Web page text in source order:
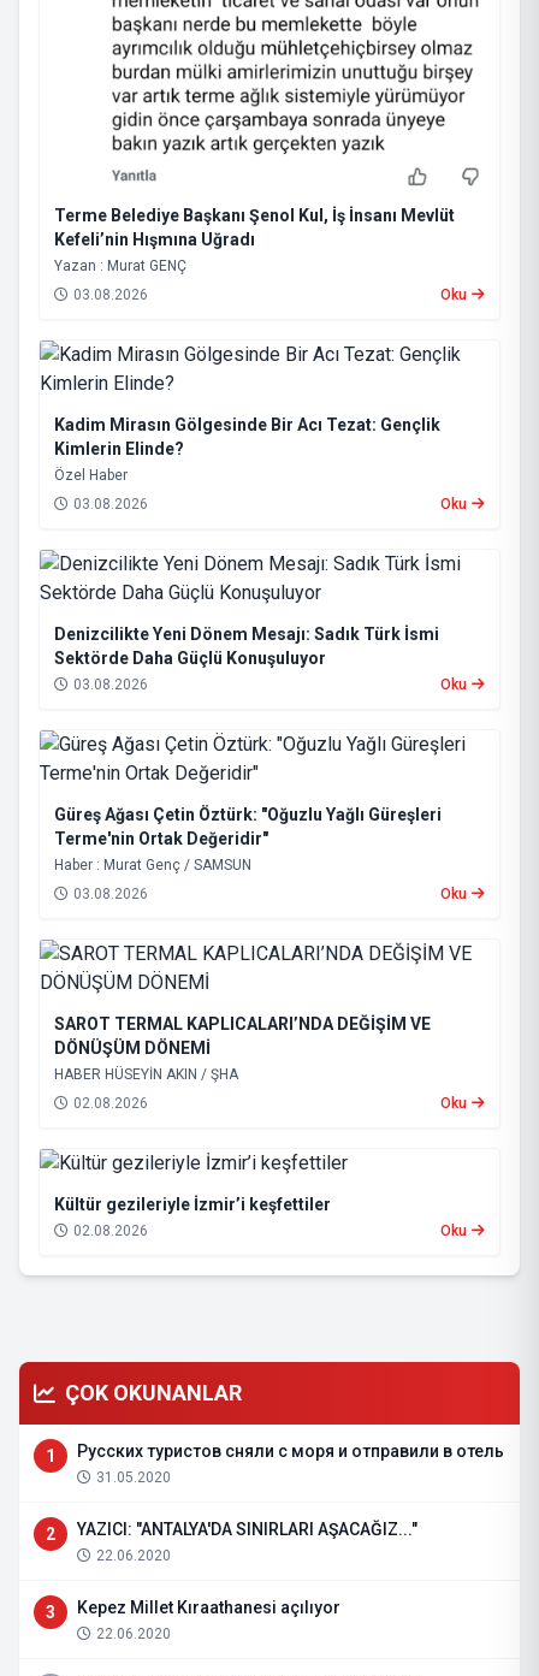
Terme Belediye Başkanı Şenol Kul, İş İnsanı Mevlüt
Kefeli’nin Hışmına Uğradı
Yazan : Murat GENÇ
03.08.2026
Oku
Kadim Mirasın Gölgesinde Bir Acı Tezat: Gençlik
Kimlerin Elinde?
​Özel Haber
03.08.2026
Oku
Denizcilikte Yeni Dönem Mesajı: Sadık Türk İsmi
Sektörde Daha Güçlü Konuşuluyor
03.08.2026 Oku
Güreş Ağası Çetin Öztürk: "Oğuzlu Yağlı Güreşleri
Terme'nin Ortak Değeridir"
Haber : Murat Genç / SAMSUN
03.08.2026
Oku
SAROT TERMAL KAPLICALARI’NDA DEĞİŞİM VE
DÖNÜŞÜM DÖNEMİ
HABER HÜSEYİN AKIN / ŞHA
02.08.2026
Oku
Kültür gezileriyle İzmir’i keşfettiler
02.08.2026 Oku
ÇOK OKUNANLAR
1 Русских туристов сняли с моря и отправили в отель
31.05.2020
2 YAZICI: "ANTALYA'DA SINIRLARI AŞACAĞIZ..."
22.06.2020
3 Kepez Millet Kıraathanesi açılıyor
22.06.2020